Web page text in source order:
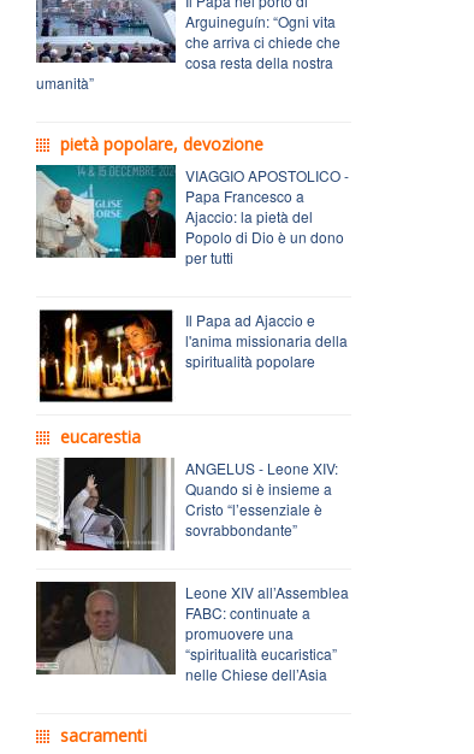
Arguineguín: “Ogni vita
che arriva ci chiede che
cosa resta della nostra
umanità”
pietà popolare, devozione
VIAGGIO APOSTOLICO -
Papa Francesco a
Ajaccio: la pietà del
Popolo di Dio è un dono
per tutti
Il Papa ad Ajaccio e
l'anima missionaria della
spiritualità popolare
eucarestia
ANGELUS - Leone XIV:
Quando si è insieme a
Cristo “l’essenziale è
sovrabbondante”
Leone XIV all’Assemblea
FABC: continuate a
promuovere una
“spiritualità eucaristica”
nelle Chiese dell’Asia
sacramenti